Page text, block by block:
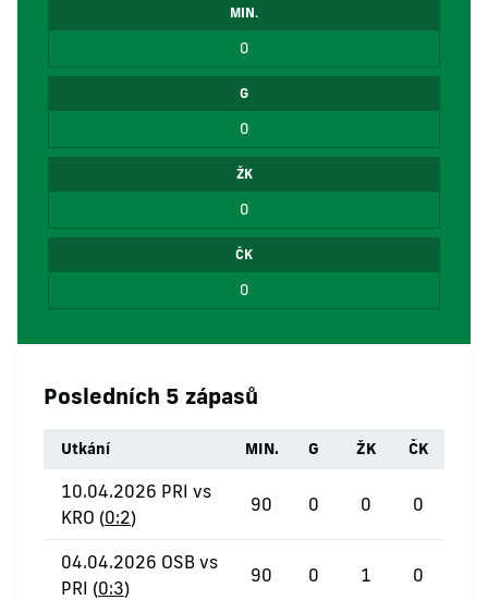
MIN.
0
G
0
ŽK
0
ČK
0
Posledních 5 zápasů
Utkání MIN. G ŽK ČK
10.04.2026 PRI vs
KRO (0:2)
90 0 0 0
04.04.2026 OSB vs
PRI (0:3)
90 0 1 0